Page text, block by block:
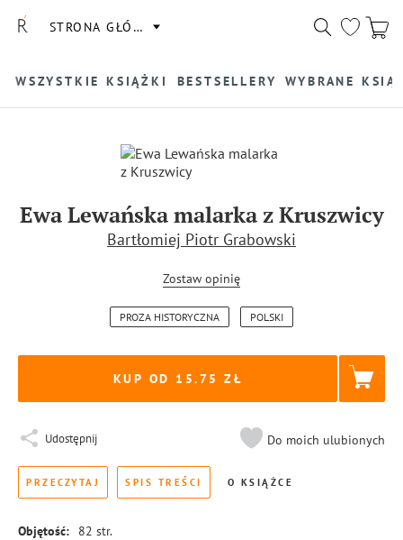
STRONA GŁÓWNA
WSZYSTKIE KSIĄŻKI BESTSELLERY WYBRANE
Ewa Lewańska malarka z Kruszwicy
Bartłomiej Piotr Grabowski
Zostaw opinię
PROZA HISTORYCZNA POLSKI
KUP OD 15.75
Udostępnij Do moich ulubionych
PRZECZYTAJ SPIS TREŚCI O KSIĄŻCE
Objętość: 82 str.